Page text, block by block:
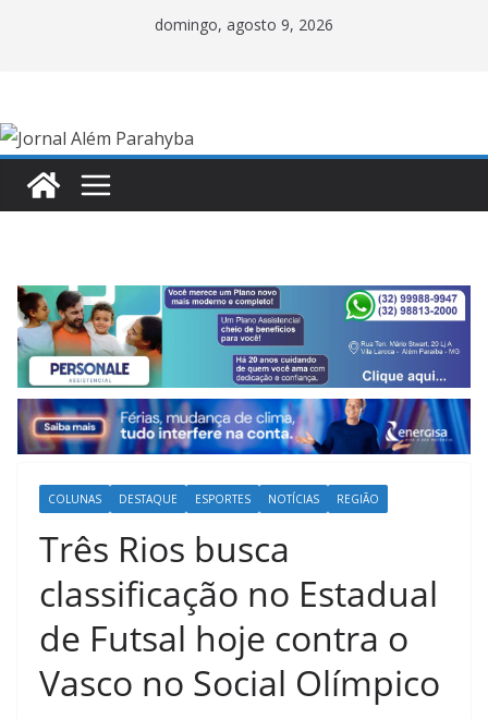
domingo, agosto 9, 2026
COLUNAS DESTAQUE ESPORTES NOTÍCIAS REGIÃO
Três Rios busca
classificação no Estadual
de Futsal hoje contra o
Vasco no Social Olímpico